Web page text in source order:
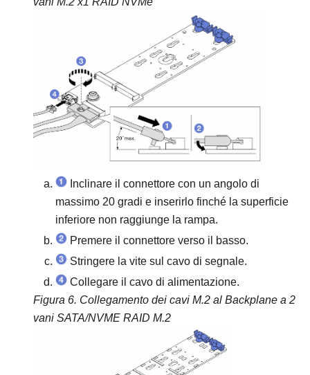
Inclinare il connettore con un angolo di
massimo 20 gradi e inserirlo finché la superficie
inferiore non raggiunge la rampa.
Premere il connettore verso il basso.
Stringere la vite sul cavo di segnale.
Collegare il cavo di alimentazione.
Figura 6. Collegamento dei cavi M.2 al Backplane a 2
vani SATA/NVME RAID M.2